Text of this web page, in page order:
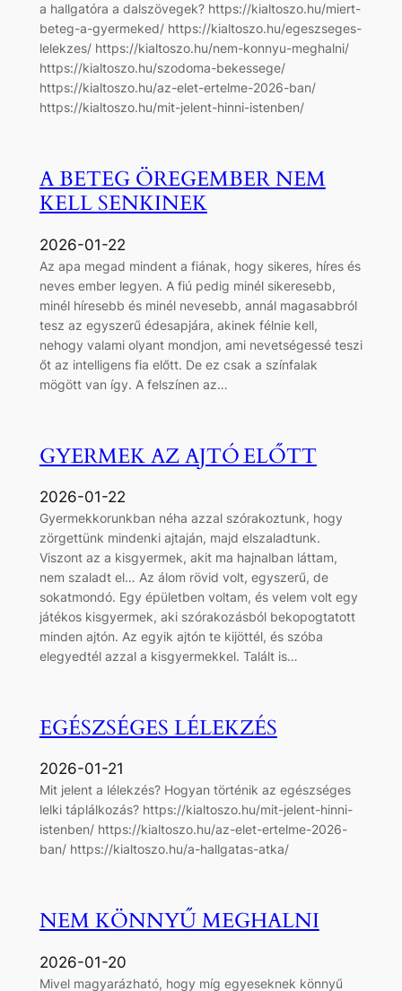
a hallgatóra a dalszövegek? https://kialtoszo.hu/miert-
beteg-a-gyermeked/ https://kialtoszo.hu/egeszseges-
lelekzes/ https://kialtoszo.hu/nem-konnyu-meghalni/
https://kialtoszo.hu/szodoma-bekessege/
https://kialtoszo.hu/az-elet-ertelme-2026-ban/
https://kialtoszo.hu/mit-jelent-hinni-istenben/
A BETEG ÖREGEMBER NEM
KELL SENKINEK
2026-01-22
Az apa megad mindent a fiának, hogy sikeres, híres és
neves ember legyen. A fiú pedig minél sikeresebb,
minél híresebb és minél nevesebb, annál magasabbról
tesz az egyszerű édesapjára, akinek félnie kell,
nehogy valami olyant mondjon, ami nevetségessé teszi
őt az intelligens fia előtt. De ez csak a színfalak
mögött van így. A felszínen az…
GYERMEK AZ AJTÓ ELŐTT
2026-01-22
Gyermekkorunkban néha azzal szórakoztunk, hogy
zörgettünk mindenki ajtaján, majd elszaladtunk.
Viszont az a kisgyermek, akit ma hajnalban láttam,
nem szaladt el… Az álom rövid volt, egyszerű, de
sokatmondó. Egy épületben voltam, és velem volt egy
játékos kisgyermek, aki szórakozásból bekopogtatott
minden ajtón. Az egyik ajtón te kijöttél, és szóba
elegyedtél azzal a kisgyermekkel. Talált is…
EGÉSZSÉGES LÉLEKZÉS
2026-01-21
Mit jelent a lélekzés? Hogyan történik az egészséges
lelki táplálkozás? https://kialtoszo.hu/mit-jelent-hinni-
istenben/ https://kialtoszo.hu/az-elet-ertelme-2026-
ban/ https://kialtoszo.hu/a-hallgatas-atka/
NEM KÖNNYŰ MEGHALNI
2026-01-20
Mivel magyarázható, hogy míg egyeseknek könnyű